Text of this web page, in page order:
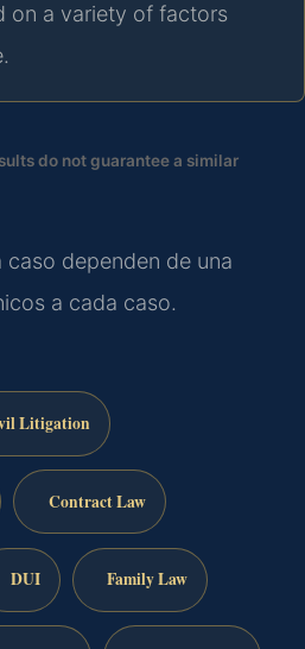
on a variety of factors
do not guarantee a similar
dependen de una
a cada caso.
Litigation
Contract Law
DUI Family Law